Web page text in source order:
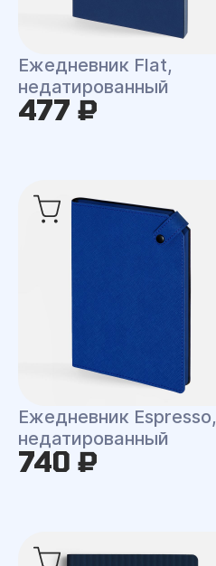
Ежедневник Flat,
недатированный
477 ₽
Ежедневник Espresso,
недатированный
740 ₽